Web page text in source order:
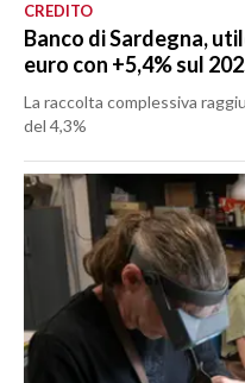
CREDITO
Banco di Sardegna,
euro con +5,4% sul
La raccolta complessiva
del 4,3%